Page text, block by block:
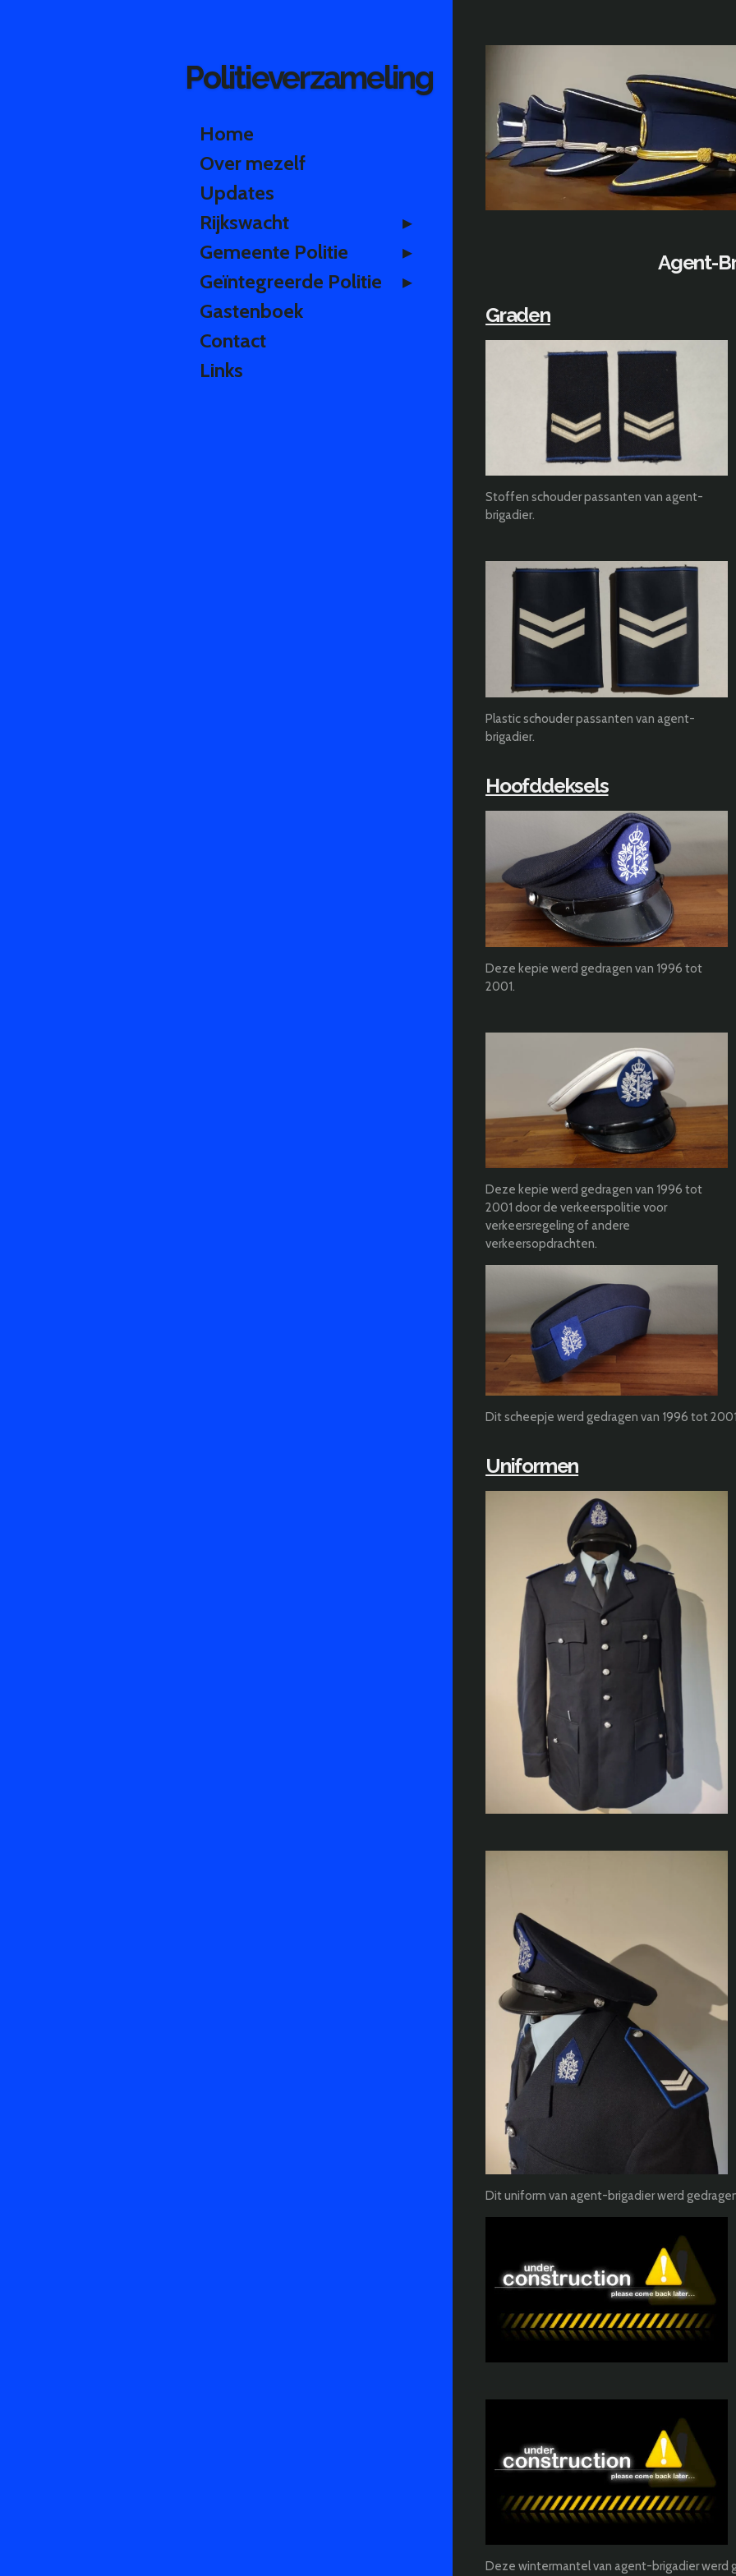
Agent-
Graden
Stoffen schouder passanten van agent-
brigadier.
Plastic schouder passanten van agent-
brigadier.
Hoofddeksels
Deze kepie werd gedragen van 1996 tot
2001.
Deze kepie werd gedragen van 1996 tot
2001 door de verkeerspolitie voor
verkeersregeling of andere
verkeersopdrachten.
Dit scheepje werd gedragen van 1996 tot
Uniformen
Dit uniform van agent-brigadier werd
Deze wintermantel van agent-brigadier werd
Politieverzameling
Home
Over mezelf
Updates
Rijkswacht
Gemeente Politie
Geïntegreerde Politie
Gastenboek
Contact
Links